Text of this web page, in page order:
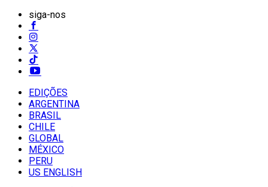
siga-nos
EDIÇÕES
ARGENTINA
BRASIL
CHILE
GLOBAL
MÉXICO
PERU
US ENGLISH